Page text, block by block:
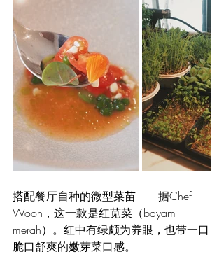
搭配餐厅自种的微型菜苗——据Chef
Woon，这一款是红苋菜（bayam
merah）。红中有绿颇为养眼，也带一口
脆口舒爽的嫩芽菜口感。